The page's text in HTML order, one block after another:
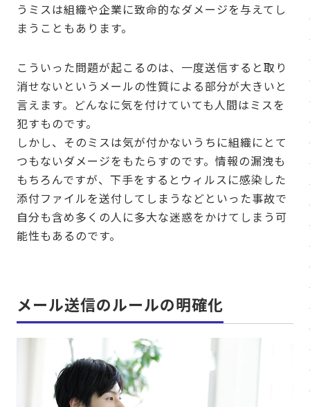
うミスは組織や企業に致命的なダメージを与えてし
まうこともあります。
こういった問題が起こるのは、一度送信すると取り
消せないというメールの性質による部分が大きいと
言えます。どんなに気を付けていても人間はミスを
犯すものです。
しかし、そのミスは気が付かないうちに組織にとて
つもないダメージをもたらすのです。情報の漏洩も
もちろんですが、下手をするとウィルスに感染した
添付ファイルを送付してしまうなどといった事故で
自分も含め多くの人に多大な迷惑をかけてしまう可
能性もあるのです。
メール送信のルールの明確化